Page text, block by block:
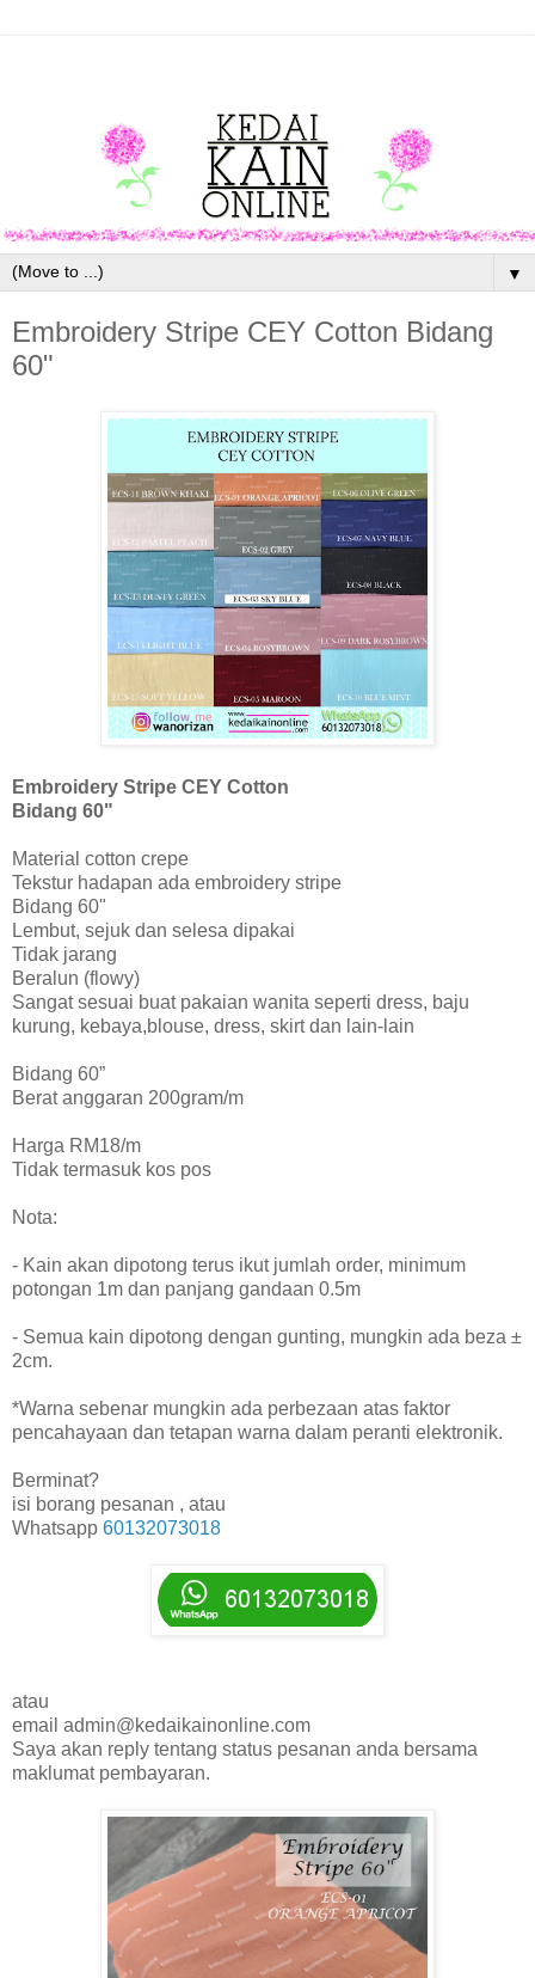
▼
Embroidery Stripe CEY Cotton Bidang
60"
Embroidery Stripe CEY Cotton
Bidang 60"
Material cotton crepe
Tekstur hadapan ada embroidery stripe
Bidang 60"
Lembut, sejuk dan selesa dipakai
Tidak jarang
Beralun (flowy)
Sangat sesuai buat pakaian wanita seperti dress, baju
kurung, kebaya,blouse, dress, skirt dan lain-lain
Bidang 60”
Berat anggaran 200gram/m
Harga RM18/m
Tidak termasuk kos pos
Nota:
- Kain akan dipotong terus ikut jumlah order, minimum
potongan 1m dan panjang gandaan 0.5m
- Semua kain dipotong dengan gunting, mungkin ada beza ±
2cm.
*Warna sebenar mungkin ada perbezaan atas faktor
pencahayaan dan tetapan warna dalam peranti elektronik.
Berminat?
isi borang pesanan , atau
Whatsapp 60132073018
atau
email admin@kedaikainonline.com
Saya akan reply tentang status pesanan anda bersama
maklumat pembayaran.